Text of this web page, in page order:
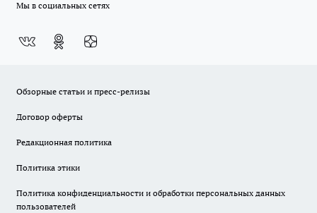
Мы в социальных сетях
Обзорные статьи и пресс-релизы
Договор оферты
Редакционная политика
Политика этики
Политика конфиденциальности и обработки персональных данных
пользователей